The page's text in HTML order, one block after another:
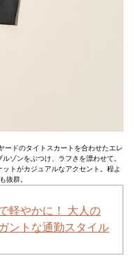
ードのタイトスカートを合わせたエレ
ゾンをぶつけ、ラフさを漂わせて。
トがカジュアルなアクセント。程よ
抜群。
軽やかに！ 大人の
ントな通勤スタイル